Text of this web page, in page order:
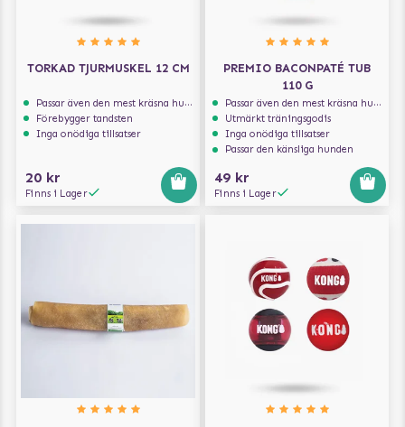
TORKAD TJURMUSKEL 12 CM
Passar även den mest kräsna hunden
Förebygger tandsten
Inga onödiga tillsatser
20 kr
Finns i Lager
PREMIO BACONPATÉ TUB
110 G
Passar även den mest kräsna hunden
Utmärkt träningsgodis
Inga onödiga tillsatser
Passar den känsliga hunden
49 kr
Finns i Lager